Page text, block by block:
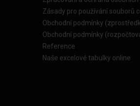
Zásady pro používání souborů
Obchodní podmínky
Obchodní podmínky
Reference
Naše excelové tabulky online